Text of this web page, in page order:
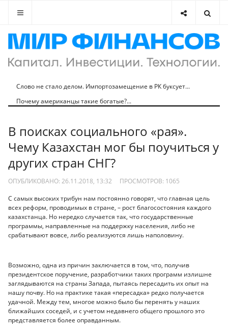
Слово не стало делом. Импортозамещение в РК буксует...
Почему американцы такие богатые?...
В поисках социального «рая».
Чему Казахстан мог бы поучиться у
других стран СНГ?
ОПУБЛИКОВАНО: 26.11.2018, 13:32 ПРОСМОТРОВ: 1065
С самых высоких трибун нам постоянно говорят, что главная цель
всех реформ, проводимых в стране, – рост благосостояния каждого
казахстанца. Но нередко случается так, что государственные
программы, направленные на поддержку населения, либо не
срабатывают вовсе, либо реализуются лишь наполовину.
Возможно, одна из причин заключается в том, что, получив
президентское поручение, разработчики таких программ излишне
заглядываются на страны Запада, пытаясь пересадить их опыт на
нашу почву. Но на практике такая «пересадка» редко получается
удачной. Между тем, многое можно было бы перенять у наших
ближайших соседей, и с учетом недавнего общего прошлого это
представляется более оправданным.